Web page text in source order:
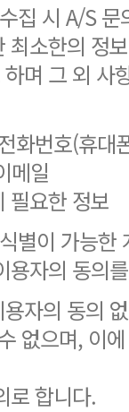
집 시 A/S 문
최소한의 정
며 그 외 사
화번호(휴대
메일
필요한 정보
별이 가능한
용자의 동의
자의 동의
없으며, 이
로 합니다.